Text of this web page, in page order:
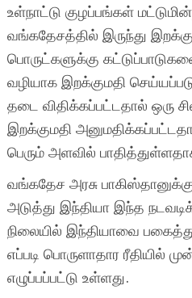
உள்நாட்டு குழப்பங்கள்
வங்கதேசத்தில் இருந்து
பொருட்களுக்கு
வழியாக இறக்குமதி
தடை விதிக்கப்பட்டதால் ஒரு
இறக்குமதி
பெரும் அளவில்
வங்கதேச அரசு
அடுத்து இந்தியா இந்த
நிலையில் இந்தியாவை
எப்படி பொருளாதார ரீதியில்
எழுப்பப்பட்டு உள்ளது.